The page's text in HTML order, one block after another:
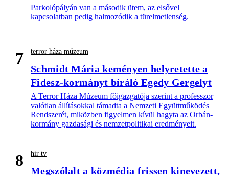
Parkolópályán van a második ütem, az elsővel
kapcsolatban pedig halmozódik a türelmetlenség.
7 terror háza múzeum
Schmidt Mária keményen helyretette a
Fidesz-kormányt bíráló Egedy Gergelyt
A Terror Háza Múzeum főigazgatója szerint a professzor
valótlan állításokkal támadta a Nemzeti Együttműködés
Rendszerét, miközben figyelmen kívül hagyta az Orbán-
kormány gazdasági és nemzetpolitikai eredményeit.
8 hír tv
Megszólalt a közmédia frissen kinevezett,